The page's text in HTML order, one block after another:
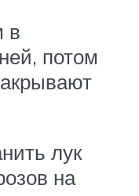
в
потом
лук
на